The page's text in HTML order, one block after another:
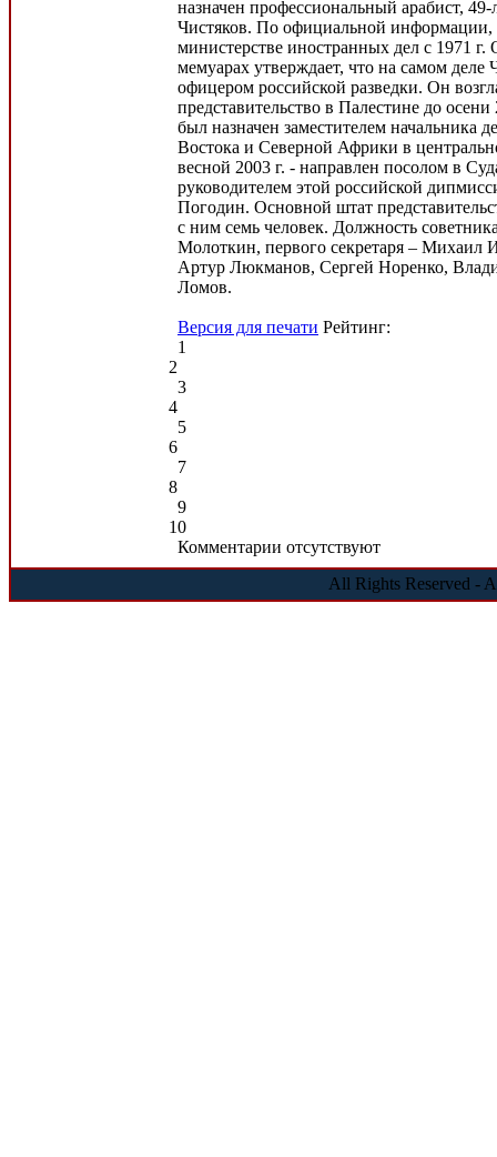
назначен профессиональный арабист,
Чистяков. По официальной информации,
министерстве иностранных дел с 1971
мемуарах утверждает, что на самом деле
офицером российской разведки. Он
представительство в Палестине до осени
был назначен заместителем начальника
Востока и Северной Африки в
весной 2003 г. - направлен посолом в
руководителем этой российской
Погодин. Основной штат
с ним семь человек. Должность
Молоткин, первого секретаря – Михаил
Артур Люкманов, Сергей Норенко,
Ломов.
Версия для печати Рейтинг:
1
2
3
4
5
6
7
8
9
10
Комментарии отсутствуют
All Rights Reserved -